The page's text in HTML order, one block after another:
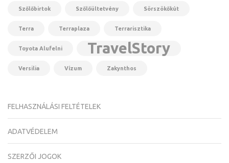
Szőlőbirtok Szőlőültetvény Sörszökőkút
Terra Terraplaza Terrarisztika
Toyota Alufelni TravelStory
Versilia Vízum Zakynthos
FELHASZNÁLÁSI FELTÉTELEK
ADATVÉDELEM
SZERZŐI JOGOK